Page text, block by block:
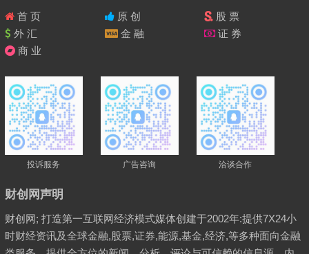
首 页 原 创
股 票
外 汇
金 融
证 券
商 业
投诉服务 广告咨询 洽谈合作
财创网声明
财创网; 打造第一互联网经济模式媒体创建于2002年:提供7X24小
时财经资讯及全球金融,股票,证券,能源,基金,经济,等多种面向金融